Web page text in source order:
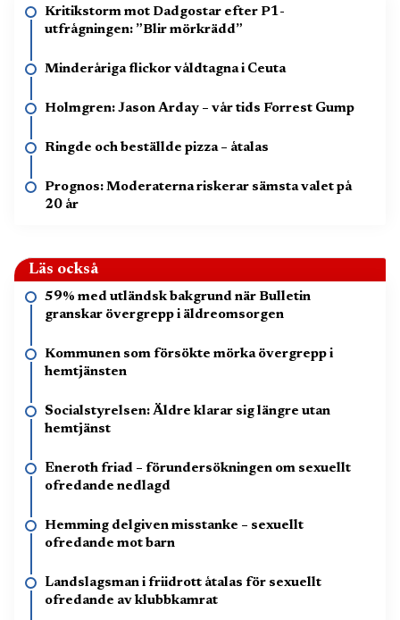
Kritikstorm mot Dadgostar efter P1-
utfrågningen: ”Blir mörkrädd”
Minderåriga flickor våldtagna i Ceuta
Holmgren: Jason Arday – vår tids Forrest Gump
Ringde och beställde pizza – åtalas
Prognos: Moderaterna riskerar sämsta valet på
20 år
Läs också
59% med utländsk bakgrund när Bulletin
granskar övergrepp i äldreomsorgen
Kommunen som försökte mörka övergrepp i
hemtjänsten
Socialstyrelsen: Äldre klarar sig längre utan
hemtjänst
Eneroth friad – förundersökningen om sexuellt
ofredande nedlagd
Hemming delgiven misstanke – sexuellt
ofredande mot barn
Landslagsman i friidrott åtalas för sexuellt
ofredande av klubbkamrat